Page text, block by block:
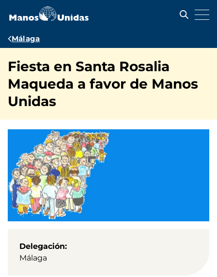
contenido
Ruta
navegación
Málaga
Fiesta en Santa Rosalia
Maqueda a favor de Manos
Unidas
Delegación
Málaga